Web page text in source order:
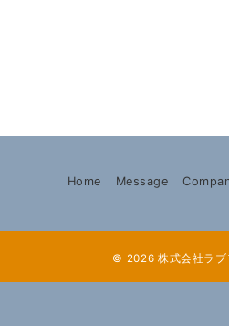
Home Message
© 2026 株式会社ラ